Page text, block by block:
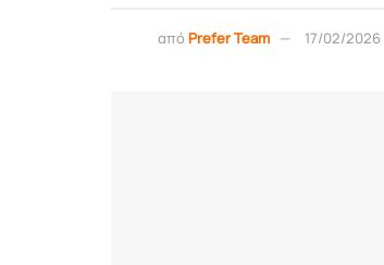
απόPrefer Team 17/02/2026